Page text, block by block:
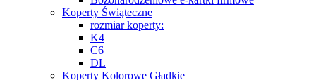
Koperty Świąteczne
rozmiar koperty:
K4
C6
DL
Koperty Kolorowe Gładkie